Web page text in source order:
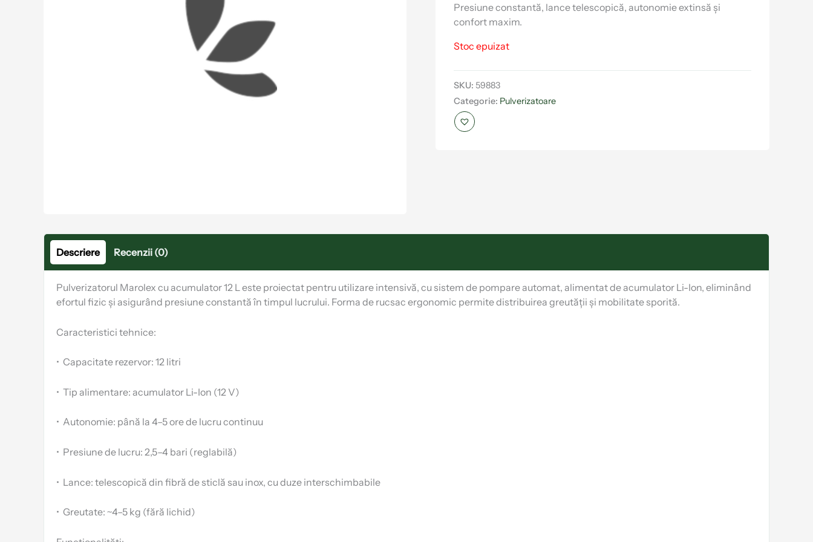
Presiune constantă, lance telescopică, autonomie extinsă și
confort maxim.
Stoc epuizat
SKU: 59883
Categorie: Pulverizatoare
Descriere Recenzii (0)
Pulverizatorul Marolex cu acumulator 12 L este proiectat pentru utilizare intensivă, cu sistem de pompare automat, alimentat de acumulator Li-Ion, eliminând
efortul fizic și asigurând presiune constantă în timpul lucrului. Forma de rucsac ergonomic permite distribuirea greutății și mobilitate sporită.
Caracteristici tehnice:
• Capacitate rezervor: 12 litri
• Tip alimentare: acumulator Li-Ion (12 V)
• Autonomie: până la 4–5 ore de lucru continuu
• Presiune de lucru: 2,5–4 bari (reglabilă)
• Lance: telescopică din fibră de sticlă sau inox, cu duze interschimbabile
• Greutate: ~4–5 kg (fără lichid)